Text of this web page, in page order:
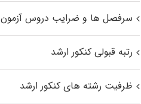
سرفصل ها و ضرایب دروس آزمون
رتبه قبولی کنکور ارشد
ظرفیت رشته های کنکور ارشد